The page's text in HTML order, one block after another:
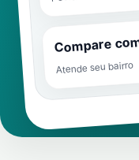
Compare
Atende seu bairro